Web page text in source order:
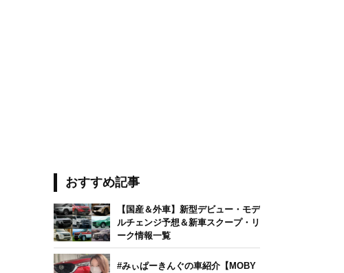
おすすめ記事
【国産＆外車】新型デビュー・モデ
ルチェンジ予想＆新車スクープ・リ
ーク情報一覧
#みぃぱーきんぐの車紹介【MOBY